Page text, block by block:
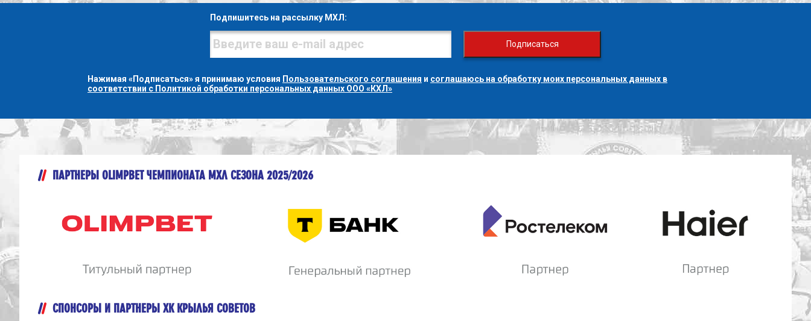
Подпишитесь на рассылку МХЛ:
Подписаться
Нажимая «Подписаться» я принимаю условия Пользовательского соглашения и соглашаюсь на обработку моих персональных данных в
соответствии с Политикой обработки персональных данных ООО «КХЛ»
ПАРТНЕРЫ OLIMPBET ЧЕМПИОНАТА МХЛ СЕЗОНА 2025/2026
СПОНСОРЫ И ПАРТНЕРЫ ХК КРЫЛЬЯ СОВЕТОВ